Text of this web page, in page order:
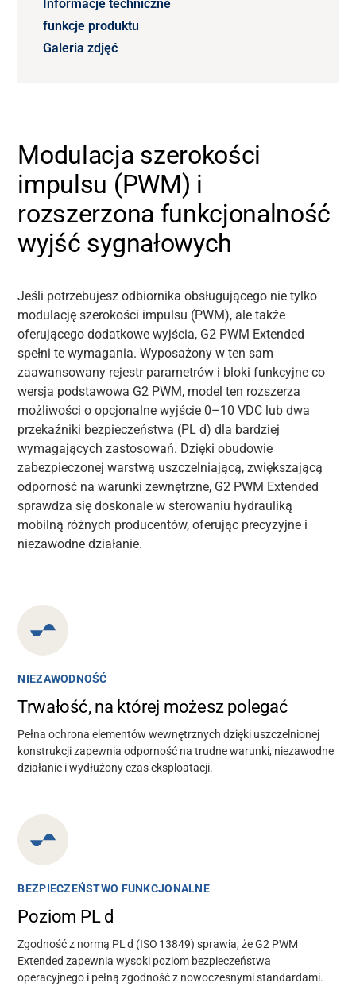
Modulacja szerokości
impulsu (PWM) i
rozszerzona funkcjonalność
wyjść sygnałowych
Jeśli potrzebujesz odbiornika obsługującego nie tylko
modulację szerokości impulsu (PWM), ale także
oferującego dodatkowe wyjścia, G2 PWM Extended
spełni te wymagania. Wyposażony w ten sam
zaawansowany rejestr parametrów i bloki funkcyjne co
wersja podstawowa G2 PWM, model ten rozszerza
możliwości o opcjonalne wyjście 0–10 VDC lub dwa
przekaźniki bezpieczeństwa (PL d) dla bardziej
wymagających zastosowań. Dzięki obudowie
zabezpieczonej warstwą uszczelniającą, zwiększającą
odporność na warunki zewnętrzne, G2 PWM Extended
sprawdza się doskonale w sterowaniu hydrauliką
mobilną różnych producentów, oferując precyzyjne i
niezawodne działanie.
Informacje techniczne
funkcje produktu
Galeria zdjęć
NIEZAWODNOŚĆ
Trwałość, na której możesz polegać
Pełna ochrona elementów wewnętrznych dzięki uszczelnionej
konstrukcji zapewnia odporność na trudne warunki, niezawodne
działanie i wydłużony czas eksploatacji.
BEZPIECZEŃSTWO FUNKCJONALNE
Poziom PL d
Zgodność z normą PL d (ISO 13849) sprawia, że G2 PWM
Extended zapewnia wysoki poziom bezpieczeństwa
operacyjnego i pełną zgodność z nowoczesnymi standardami.